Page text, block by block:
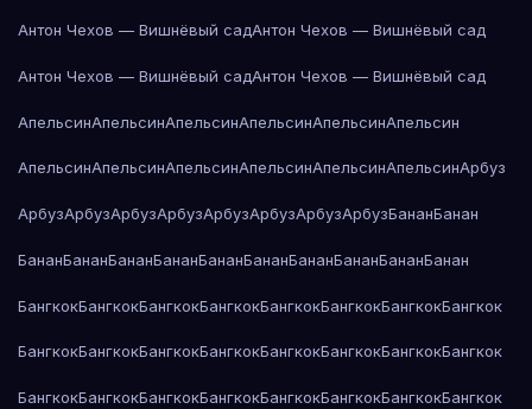
Антон Чехов — Вишнёвый садАнтон Чехов — Вишнёвый сад
Антон Чехов — Вишнёвый садАнтон Чехов — Вишнёвый сад
АпельсинАпельсинАпельсинАпельсинАпельсинАпельсин
АпельсинАпельсинАпельсинАпельсинАпельсинАпельсинАрбуз
АрбузАрбузАрбузАрбузАрбузАрбузАрбузАрбузБананБанан
БананБананБананБананБананБананБананБананБананБанан
БангкокБангкокБангкокБангкокБангкокБангкокБангкокБангкок
БангкокБангкокБангкокБангкокБангкокБангкокБангкокБангкок
БангкокБангкокБангкокБангкокБангкокБангкокБангкокБангкок